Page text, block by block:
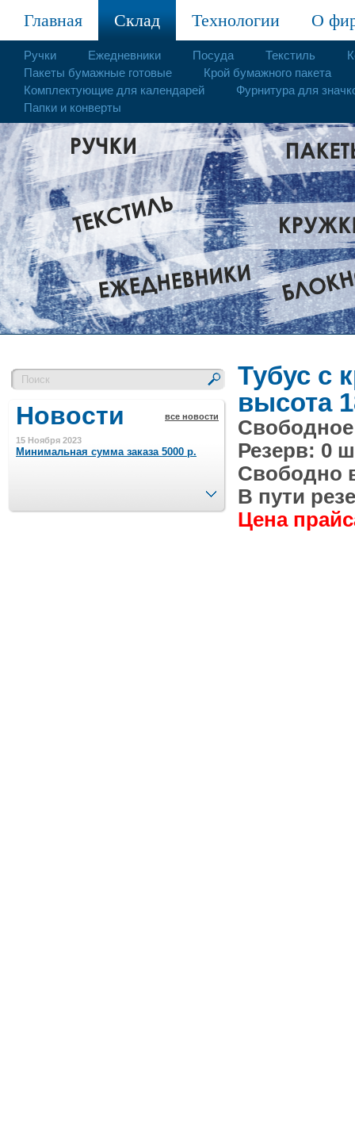
Главная Склад Технологии О
Ручки Ежедневники Посуда Текстиль
Пакеты бумажные готовые
Крой бумажного пакета
Комплектующие для календарей
Фурнитура для
Папки и конверты
Новости все новости
15 Ноября 2023
Минимальная сумма заказа 5000 р.
Шляпные коробочки производим
След.
Тубус с
высота
Резерв: 0
Свободно
В пути
Цена